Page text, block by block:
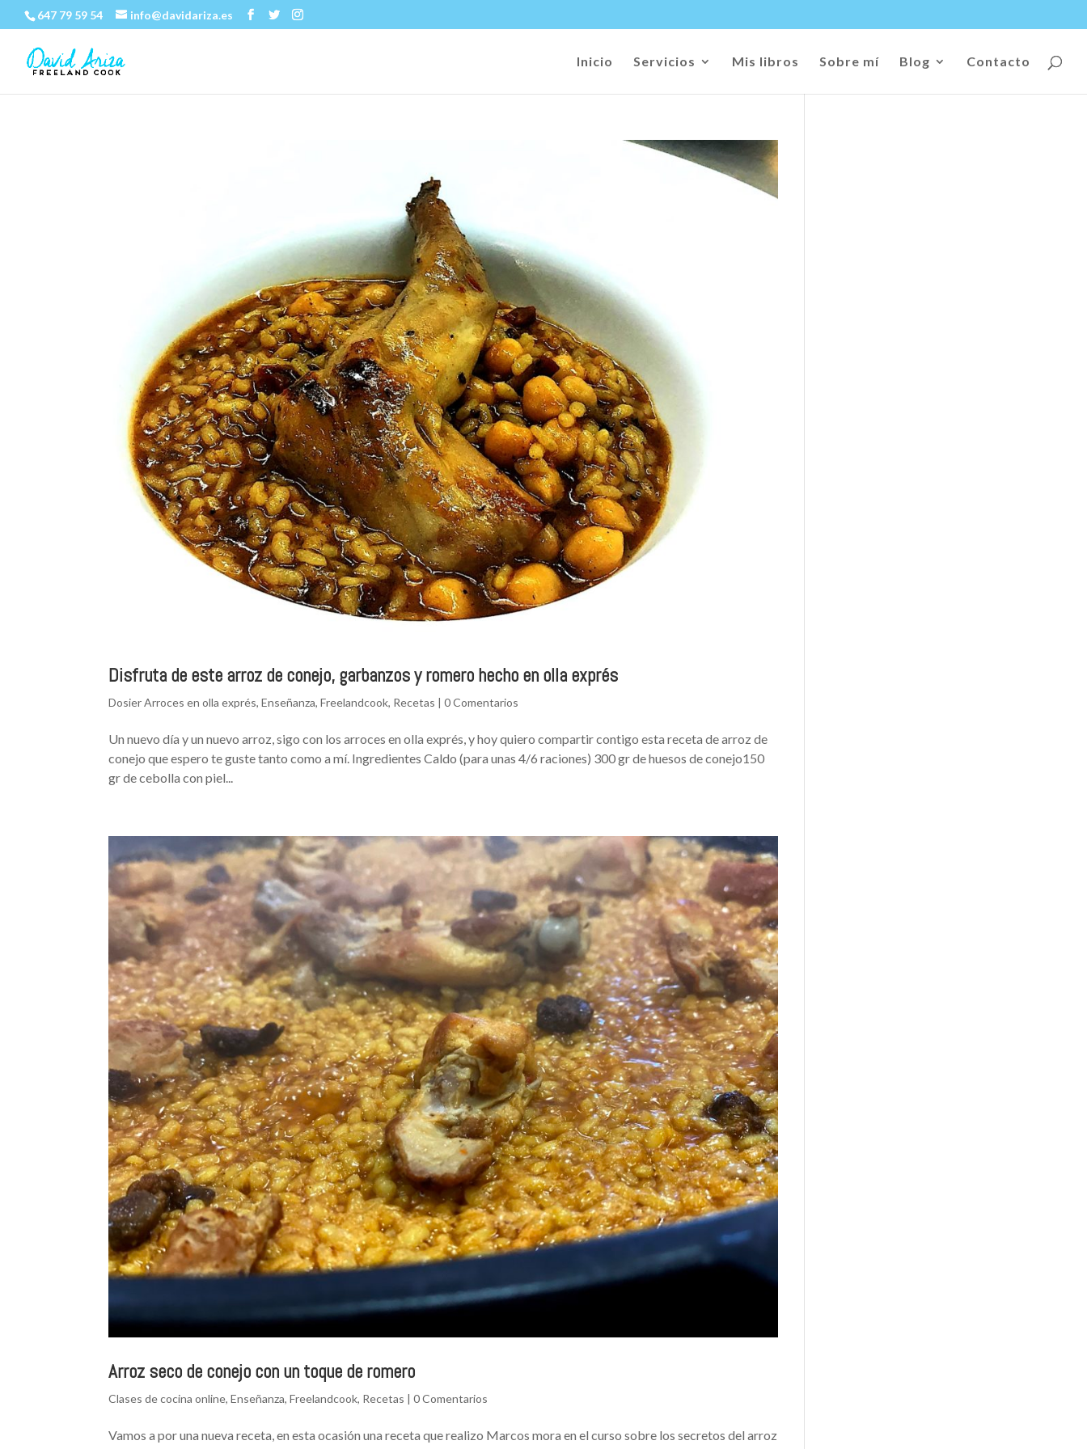
647 79 59 54 info@davidariza.es
Inicio Servicios Mis libros Sobre mí Blog Contacto
Disfruta de este arroz de conejo, garbanzos y romero hecho en olla exprés
Dosier Arroces en olla exprés,Enseñanza,Freelandcook, Recetas |0 Comentarios
Un nuevo día y un nuevo arroz, sigo con los arroces en olla exprés, y hoy quiero compartir contigo esta receta de arroz de
conejo que espero te guste tanto como a mí. Ingredientes Caldo (para unas 4/6 raciones) 300 gr de huesos de conejo150
gr de cebolla con piel...
Arroz seco de conejo con un toque de romero
Clases de cocina online,Enseñanza,Freelandcook, Recetas |0 Comentarios
Vamos a por una nueva receta, en esta ocasión una receta que realizo Marcos mora en el curso sobre los secretos del arroz